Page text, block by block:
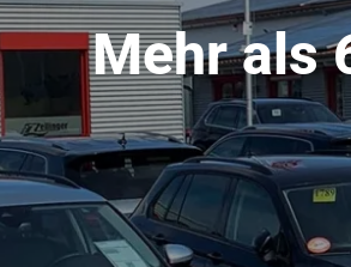
Mehr als